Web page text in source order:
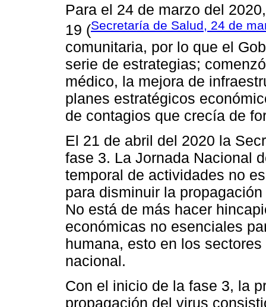
Para el 24 de marzo del
19 (Secretaría de Salud, 24 de
comunitaria, por lo que el
serie de estrategias;
médico, la mejora de
planes estratégicos
de contagios que crecía de
El 21 de abril del 2020 la
fase 3. La Jornada Nacional
temporal de actividades no
para disminuir la
No está de más hacer
económicas no esenciales
humana, esto en los
nacional.
Con el inicio de la fase 3, la
propagación del virus